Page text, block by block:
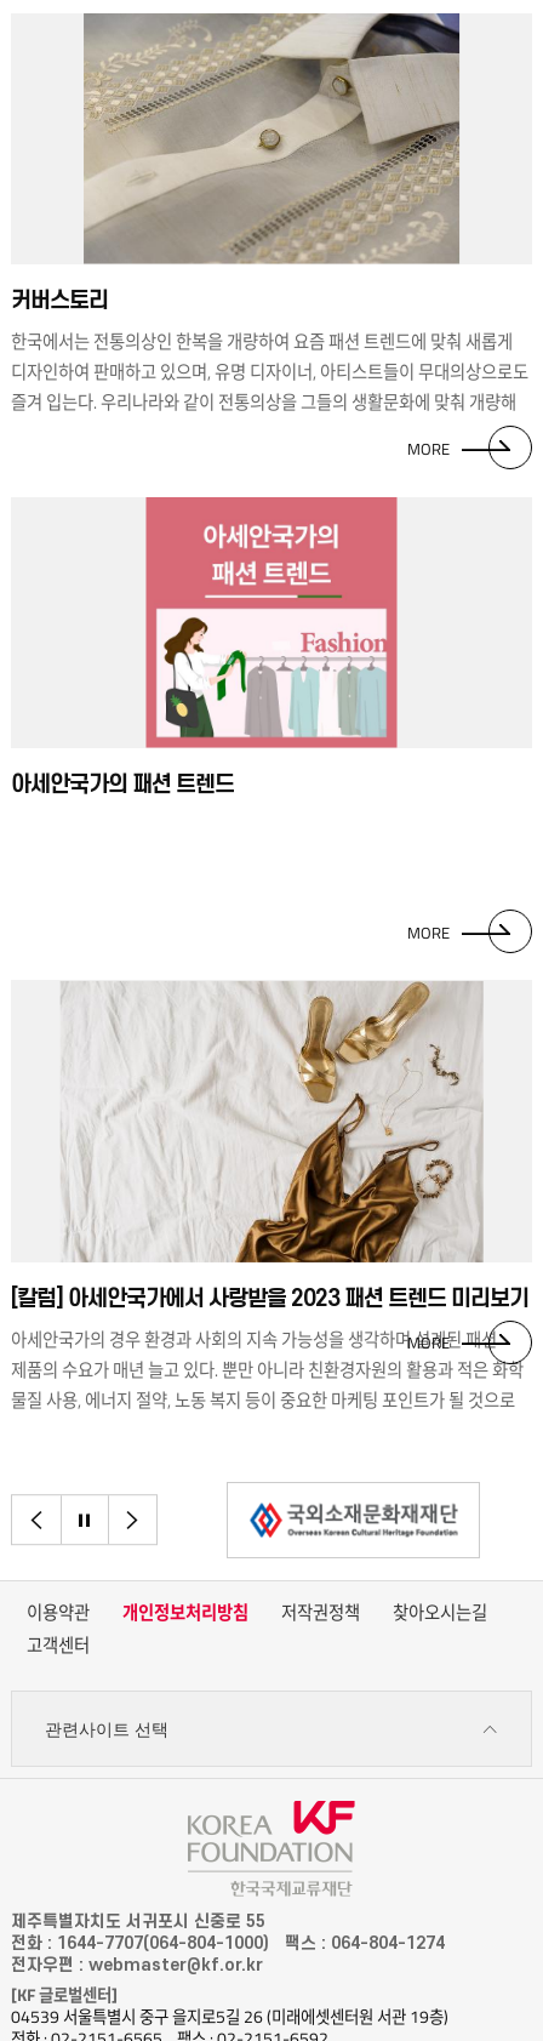
다큐멘터리 영화 4편을 상영하였습니다. 한국에서 아세안 영화, 특히 아세안
관련 다큐멘터리를 접하기는 거의 불가능합니다. 하지만 KF아세안문화원은
우리 국민들에게 ‘영화’라는 매체를 활용하여 보다 쉽게 아세안의 문화를
이해할 수 있게 해주었습니다. 저는 ‘마더’와 ‘토오이와 마사토’를 시청하고
후에 이어진 EBS 국제다큐영화제 이원일 수석 코디네이터의 ‘동남아시아의
잔류 일본인(히키아게샤)과 다양한 민족정체성’ 토크쇼도 즐겼는데요.
아세안국가들이 처한 상황 및 문제에 대해 알게 되고 또 그에 대해 생각하는
시간을 가질 수 있어서 뜻 깊었습니다. 취재 활동을 하면서 문화원의 노력을
직접 보고 알게 되어 학생 기자단으로서 또 태국어 전공생으로서 기사 작성
및 홍보 활동에 책임감을 가지고 임하게 되었습니다. 이번 학생 기자단
활동을 통해 아세안에 대한 관심 및 이해가 높아졌고 아세안에 관심을 갖고
있는 다른 학생들과 교류하며 더욱 성장한 저를 돌아볼 수 있었습니다.
커버스토리
한국에서는 전통의상인 한복을 개량하여 요즘 패션 트렌드에 맞춰 새롭게
디자인하여 판매하고 있으며, 유명 디자이너, 아티스트들이 무대의상으로도
즐겨 입는다. 우리나라와 같이 전통의상을 그들의 생활문화에 맞춰 개량해
입고 있는 아세안국가의 사례를 소개하려고 한다. 먼저 첫 번째로 소개할
나라는 베트남이다. 베트남의 Minh Hạnh 디자이너는 베트남 전통의상인
아오자이(Áo Dài)를 만드는데 민족 전통 소재와 밀접하게 관련되며 전통
패션, 소수 민족 소재, 수공예품, 무늬 등을 현대적 감각으로 전환해 이를
새로운 창작물로 만들어 낸다는 평을 받는다. 두 번째로 태국의 전통의상인
쑤타이(Chut thai)가 있다. 쑤타이의 경우 태국의 전통 예복으로서 주로
결혼식 때 많이 입는다. 어깨를 드러낸 원피스 스타일로 여성미를 강조하여
허리는 벨트모양 켐갓으로 포인트를 준다. 요즘은 다양한 디자인으로
응용되어 생활 전반의 평상복으로 많은 사랑을 받고 있다. 세 번째는
필리핀의 전통의상 바롱 타갈로그(barong tagalog)(이하 ‘바롱’)이다. 필리핀
사람들은 중요한 자리에 항상 필리핀 전통의상인 바롱을 즐겨 입는다.
바롱은 거의 4세기에 걸쳐 변화되어 왔는데 그 과정에서 아직도 옛날의
특징이 살아있으며, 얇고 투명한 천을 사용하여 더운 필리핀의 기후에 딱
아름다운 스타일로 응용한 결과 패션 트렌드로 자리매김하고 있다. 현재를
넘어 미래에도 다양한 전통 유산들이 트렌드로 발전될 수 있는 가능성이
무한함을 기대해볼 수 있겠다.
MORE
아세안국가의 패션 트렌드
MORE
[칼럼] 아세안국가에서 사랑받을 2023 패션 트렌드 미리보기
아세안국가의 경우 환경과 사회의 지속 가능성을 생각하며 설계된 패션
제품의 수요가 매년 늘고 있다. 뿐만 아니라 친환경자원의 활용과 적은 화학
물질 사용, 에너지 절약, 노동 복지 등이 중요한 마케팅 포인트가 될 것으로
모티브가 있다. 꼴라주, 직조, 킨츠키, 자수, 모자이크, 퀼팅 등 주로 조각들을
이어 붙이는 수공예 기법을 연상시키는 패턴이 주를 이룬다. 이를 한 면에
조합시키거나 원색의 컬러들을 입혀 새롭게 변형한 스타일들이 많은 사랑을
받았다.
MORE
이전으로
정지
이용약관 개인정보처리방침 저작권정책
찾아오시는길
고객센터
관련사이트 선택
제주특별자치도 서귀포시 신중로 55
전화 : 1644-7707(064-804-1000)
팩스 : 064-804-1274
전자우편 : webmaster@kf.or.kr
[KF 글로벌센터]
04539 서울특별시 중구 을지로5길 26 (미래에셋센터원 서관 19층)